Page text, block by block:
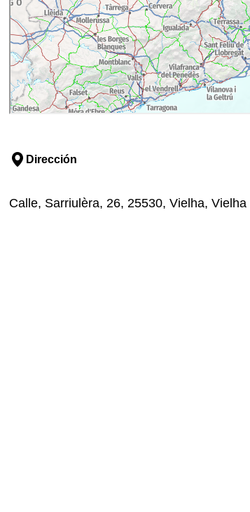
Dirección
Calle, Sarriulèra, 26, 25530, Vielha,